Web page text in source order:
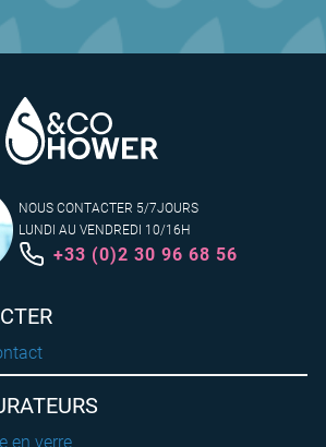
NOUS CONTACTER 5/7JOURS
LUNDI AU VENDREDI 10/16H
+33 (0)2 30 96 68 56
en verre